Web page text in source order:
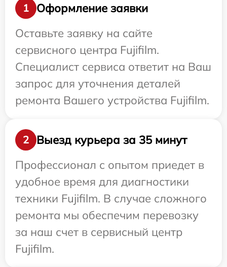
1
Оформление заявки
Оставьте заявку на сайте
сервисного центра Fujifilm.
Специалист сервиса ответит на Ваш
запрос для уточнения деталей
ремонта Вашего устройства Fujifilm.
2
Выезд курьера за 35 минут
Профессионал с опытом приедет в
удобное время для диагностики
техники Fujifilm. В случае сложного
ремонта мы обеспечим перевозку
за наш счет в сервисный центр
Fujifilm.